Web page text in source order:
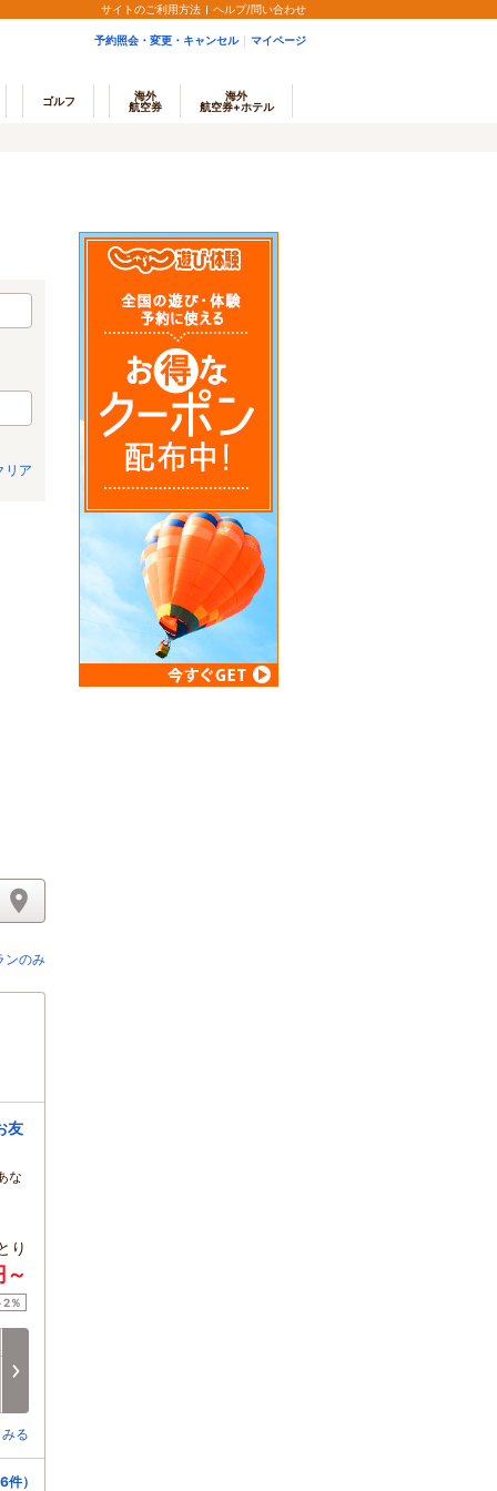
サイトのご利用方法 ヘルプ/問い合わせ
予約照会・変更・キャンセル マイページ
ゴルフ
海外
航空券
海外
航空券+ホテル
リア
リスト
ンのみ
友
な
り
2％
る
）